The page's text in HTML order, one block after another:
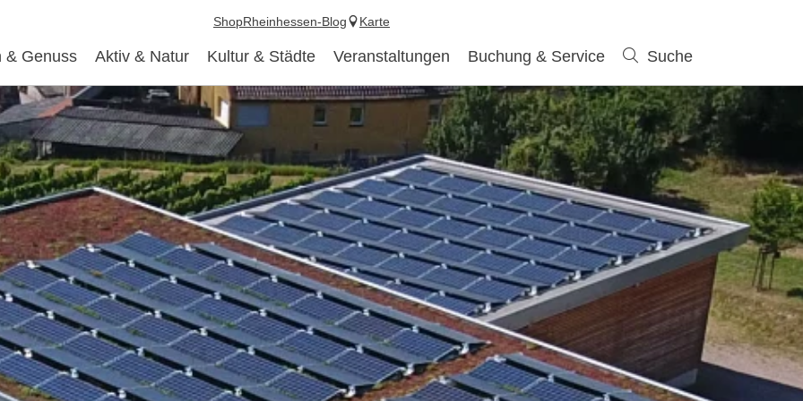
& Genuss Aktiv & Natur Kultur & Städte Veranstaltungen Buchung & Service Suche
ShopRheinhessen-Blog Karte